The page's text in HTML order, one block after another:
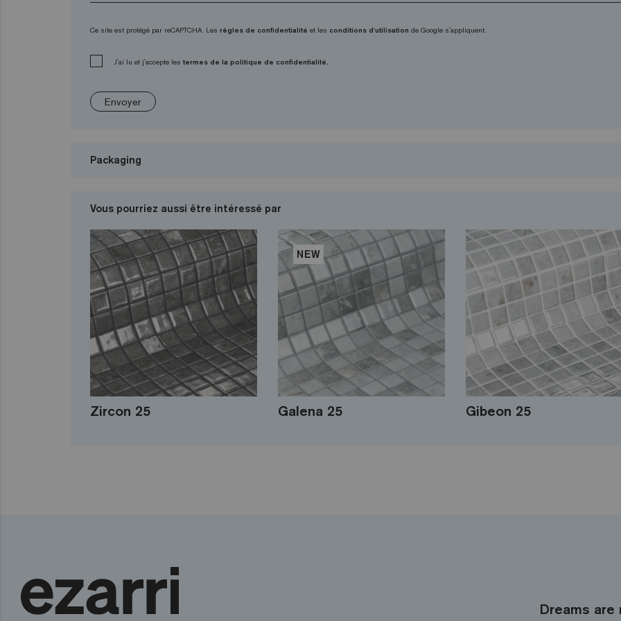
Ce site est protégé par reCAPTCHA. Les règles de confidentialité et les conditions d'utilisation de Google s'appliquent.
J'ai lu et j'accepte les termes de la politique de confidentialité.
Envoyer
Packaging
Vous pourriez aussi être intéressé par
Zircon 25
NEW
Galena 25 Gibeon 25
Dreams